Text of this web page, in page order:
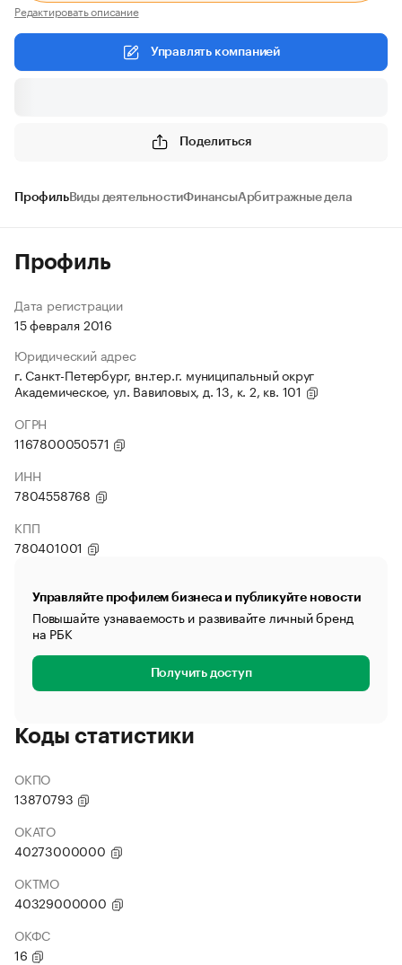
Редактировать описание
Управлять компанией
Поделиться
ПрофильВиды деятельностиФинансыАрбитражные дела
Профиль
Дата регистрации
15 февраля 2016
Юридический адрес
г. Санкт-Петербург, вн.тер.г. муниципальный округ
Академическое, ул. Вавиловых, д. 13, к. 2, кв. 101
ОГРН
1167800050571
ИНН
7804558768
КПП
780401001
Управляйте профилем бизнеса и публикуйте новости
Повышайте узнаваемость и развивайте личный бренд
на РБК
Получить доступ
Коды статистики
ОКПО
13870793
ОКАТО
40273000000
ОКТМО
40329000000
ОКФС
16